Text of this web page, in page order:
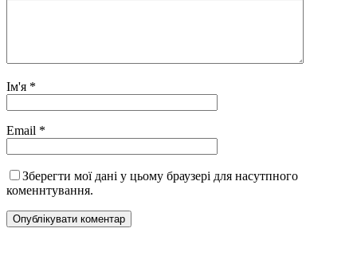
Ім'я *
Email *
Зберегти мої дані у цьому браузері для насутпного
коменнтування.